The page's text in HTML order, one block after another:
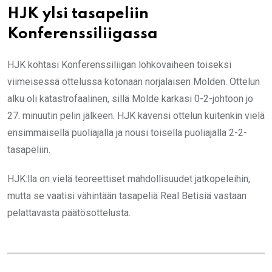
HJK ylsi tasapeliin
Konferenssiliigassa
HJK kohtasi Konferenssiliigan lohkovaiheen toiseksi
viimeisessä ottelussa kotonaan norjalaisen Molden. Ottelun
alku oli katastrofaalinen, sillä Molde karkasi 0-2-johtoon jo
27. minuutin pelin jälkeen. HJK kavensi ottelun kuitenkin vielä
ensimmäisellä puoliajalla ja nousi toisella puoliajalla 2-2-
tasapeliin.
HJK:lla on vielä teoreettiset mahdollisuudet jatkopeleihin,
mutta se vaatisi vähintään tasapeliä Real Betisiä vastaan
pelattavasta päätösottelusta.